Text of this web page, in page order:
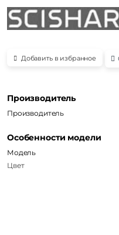
Добавить в избранное
Производитель
Производитель
Особенности модели
Модель
Цвет